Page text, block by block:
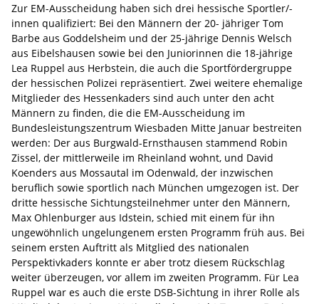
Zur EM-Ausscheidung haben sich drei hessische Sportler/-
innen qualifiziert: Bei den Männern der 20- jähriger Tom
Barbe aus Goddelsheim und der 25-jährige Dennis Welsch
aus Eibelshausen sowie bei den Juniorinnen die 18-jährige
Lea Ruppel aus Herbstein, die auch die Sportfördergruppe
der hessischen Polizei repräsentiert. Zwei weitere ehemalige
Mitglieder des Hessenkaders sind auch unter den acht
Männern zu finden, die die EM-Ausscheidung im
Bundesleistungszentrum Wiesbaden Mitte Januar bestreiten
werden: Der aus Burgwald-Ernsthausen stammend Robin
Zissel, der mittlerweile im Rheinland wohnt, und David
Koenders aus Mossautal im Odenwald, der inzwischen
beruflich sowie sportlich nach München umgezogen ist. Der
dritte hessische Sichtungsteilnehmer unter den Männern,
Max Ohlenburger aus Idstein, schied mit einem für ihn
ungewöhnlich ungelungenem ersten Programm früh aus. Bei
seinem ersten Auftritt als Mitglied des nationalen
Perspektivkaders konnte er aber trotz diesem Rückschlag
weiter überzeugen, vor allem im zweiten Programm. Für Lea
Ruppel war es auch die erste DSB-Sichtung in ihrer Rolle als